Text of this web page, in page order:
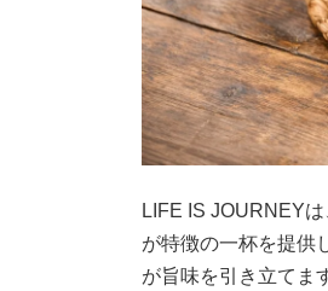
LIFE IS JOURNEY
が特徴の一杯を提供
が旨味を引き立てま